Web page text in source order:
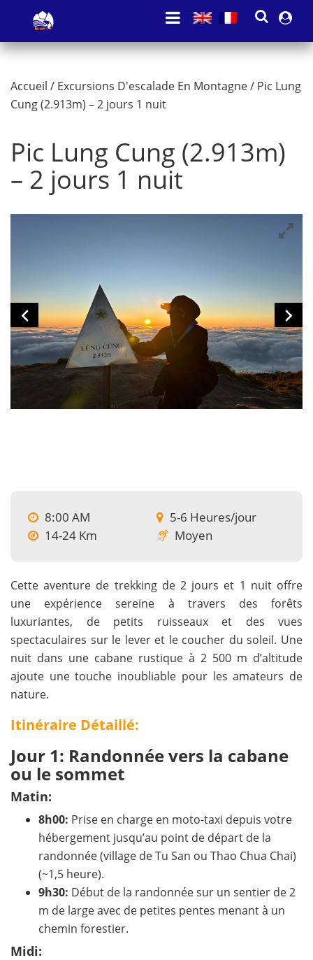
Accueil / Excursions D'escalade En Montagne/ Pic Lung
Cung (2.913m) – 2 jours 1 nuit
Pic Lung Cung (2.913m)
– 2 jours 1 nuit
8:00 AM
5-6 Heures/jour
14-24 Km
Moyen
Cette aventure de trekking de 2 jours et 1 nuit offre
une expérience sereine à travers des forêts
luxuriantes, de petits ruisseaux et des vues
spectaculaires sur le lever et le coucher du soleil. Une
nuit dans une cabane rustique à 2 500 m d’altitude
ajoute une touche inoubliable pour les amateurs de
nature.
Itinéraire Détaillé:
Jour 1: Randonnée vers la cabane
ou le sommet
Matin:
8h00: Prise en charge en moto-taxi depuis votre
hébergement jusqu’au point de départ de la
randonnée (village de Tu San ou Thao Chua Chai)
(~1,5 heure).
9h30: Début de la randonnée sur un sentier de 2
m de large avec de petites pentes menant à un
chemin forestier.
Midi: